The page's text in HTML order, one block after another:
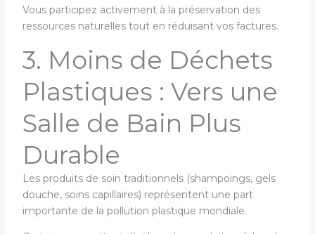
Vous participez activement à la préservation des
ressources naturelles tout en réduisant vos factures.
3. Moins de Déchets
Plastiques : Vers une
Salle de Bain Plus
Durable
Les produits de soin traditionnels (shampoings, gels
douche, soins capillaires) représentent une part
importante de la pollution plastique mondiale.